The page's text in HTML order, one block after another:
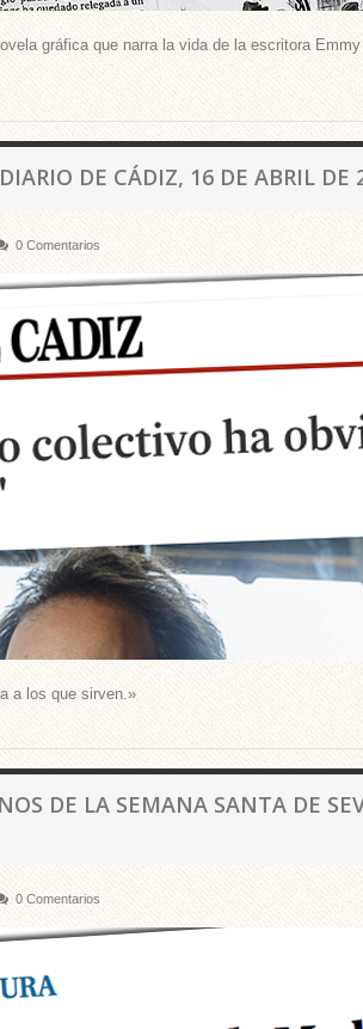
gráfica que narra la vida de la escritora
DE CÁDIZ, 16 DE ABRIL DE
0 Comentarios
a los que sirven.»
DE LA SEMANA SANTA DE
0 Comentarios